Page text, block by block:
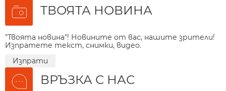
ТВОЯТА НОВИНА
"Твоята новина"! Новините от вас, нашите зрители!
Изпратете текст, снимки, видео.
Изпрати
ВРЪЗКА С НАС